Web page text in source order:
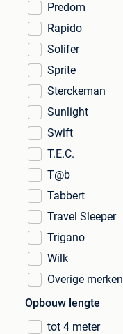
Predom
Rapido
Solifer
Sprite
Sterckeman
Sunlight
Swift
T.E.C.
T@b
Tabbert
Travel Sleeper
Trigano
Wilk
Overige merken
Opbouw lengte
tot 4 meter